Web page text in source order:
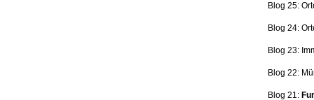
Blog 25:
Blog 24:
Blog 23:
Blog 22:
Blog 21: